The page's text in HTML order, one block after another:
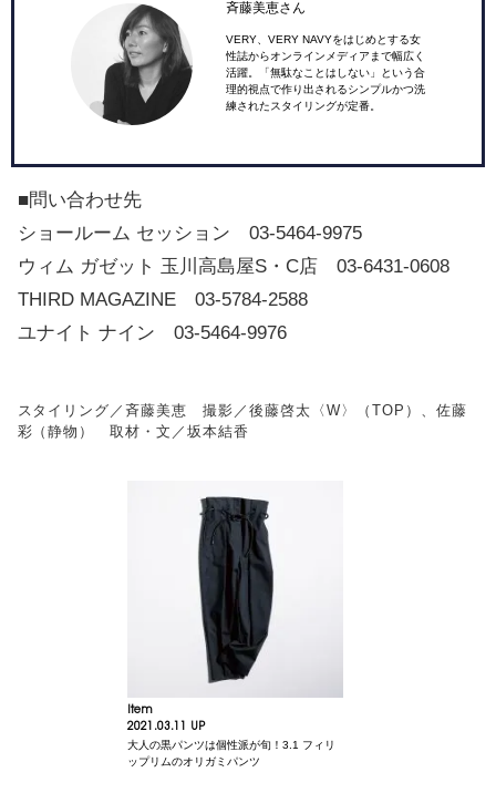
斉藤美恵さん
VERY、VERY NAVYをはじめとする女
性誌からオンラインメディアまで幅広く
活躍。「無駄なことはしない」という合
理的視点で作り出されるシンプルかつ洗
練されたスタイリングが定番。
■問い合わせ先
ショールーム セッション 03-5464-9975
ウィム ガゼット 玉川高島屋S・C店 03-6431-0608
THIRD MAGAZINE 03-5784-2588
ユナイト ナイン 03-5464-9976
スタイリング／斉藤美恵 撮影／後藤啓太〈W〉（TOP）、佐藤
彩（静物） 取材・文／坂本結香
Item
2021.03.11 UP
大人の黒パンツは個性派が旬！3.1 フィリ
ップリムのオリガミパンツ